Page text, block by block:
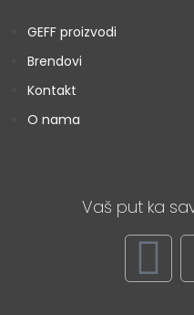
GEFF proizvodi
Brendovi
Kontakt
O nama
Vaš put ka